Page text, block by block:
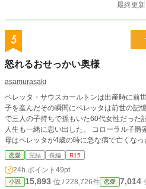
最終更
5
怒れるおせっかい奥様
asamurasaki
ベレッタ・サウスカールトンは出産時に前世の記憶
子を産んだその瞬間にベレッタは前世の記憶が怒
で三人の子持ちで孫もいた60代女性だった記憶だ。 そして今まで
人生も一緒に思い出した。 コローラル子爵家第一女として生まれたけど、実の
母はベレッタが4歳の時に急な病で亡くなった。 そして母の喪が明けてす
が愛人とその子を連れて帰ってきた。 それからベレッタは継母と同い年の義妹
に虐げられてきた。 父も一緒になって虐げてくるクズ。 そしてベレッタは18歳
でこの国の貴族なら通うことが義務付けら
の持ってきた縁談で結婚して厄介払いされた。 相手はフィンレル・サウ
恋愛 完結 長編 R15
24h.ポイント 49pt
小説 15,893 位 / 228,726件 恋愛 7,014